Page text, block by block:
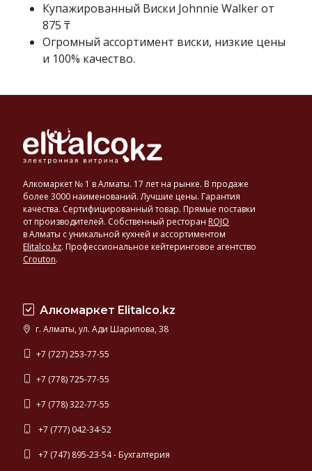
Купажированный Виски Johnnie Walker от
875 ₸
Огромный ассортимент виски, низкие цены
и 100% качество.
Алкомаркет № 1 в Алматы. 17 лет на рынке. В продаже
более 3000 наименований. Лучшие цены. Гарантия
качества. Сертифицированный товар. Прямые поставки
от производителей. Собственный ресторан ROJO
в Алматы с уникальной кухней и ассортиментом
Elitalco.kz. Профессиональное кейтеринговое агентство
Crouton.
Алкомаркет Elitalco.kz
г. Алматы, ул. Ади Шарипова, 38
+7 (727) 253-77-55
+7 (778) 725-77-55
+7 (778) 322-77-55
+7 (777) 042-34-52
+7 (747) 895-23-54 - Бухгалтерия